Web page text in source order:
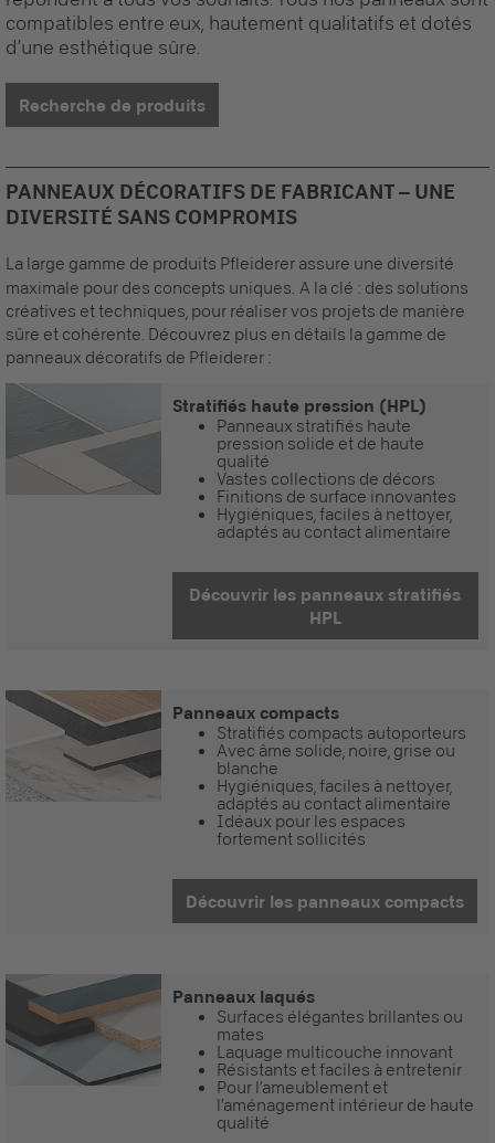
compatibles entre eux, hautement qualitatifs et dotés
d’une esthétique sûre.
Recherche de produits
PANNEAUX DÉCORATIFS DE FABRICANT – UNE
DIVERSITÉ SANS COMPROMIS
La large gamme de produits Pfleiderer assure une diversité
maximale pour des concepts uniques. A la clé : des solutions
créatives et techniques, pour réaliser vos projets de manière
sûre et cohérente. Découvrez plus en détails la gamme de
panneaux décoratifs de Pfleiderer :
Stratifiés haute pression (HPL)
Panneaux stratifiés haute
pression solide et de haute
qualité
Vastes collections de décors
Finitions de surface innovantes
Hygiéniques, faciles à nettoyer,
adaptés au contact alimentaire
Découvrir les panneaux stratifiés
HPL
Panneaux compacts
Stratifiés compacts autoporteurs
Avec âme solide, noire, grise ou
blanche
Hygiéniques, faciles à nettoyer,
adaptés au contact alimentaire
Idéaux pour les espaces
fortement sollicités
Découvrir les panneaux compacts
Panneaux laqués
Surfaces élégantes brillantes ou
mates
Laquage multicouche innovant
Résistants et faciles à entretenir
Pour l’ameublement et
l’aménagement intérieur de haute
qualité